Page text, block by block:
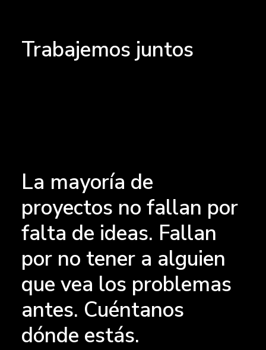
Trabajemos juntos
La mayoría de
proyectos no fallan por
falta de ideas. Fallan
por no tener a alguien
que vea los problemas
antes. Cuéntanos
dónde estás.